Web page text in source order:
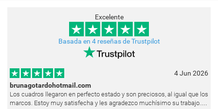
Excelente
Basada en 4 reseñas de Trustpilot
4 Jun 2026
brunagotardohotmail.com
Los cuadros llegaron en perfecto estado y son preciosos, al igual que los
marcos. Estoy muy satisfecha y les agradezco muchísimo su trabajo.